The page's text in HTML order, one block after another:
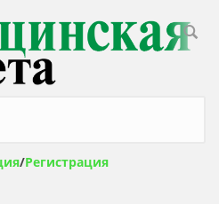
/Регистрация